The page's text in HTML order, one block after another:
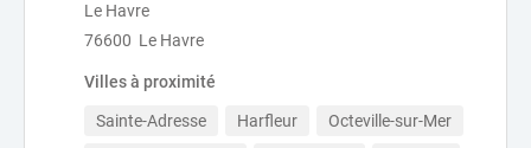
Le Havre
76600 Le Havre
Villes à proximité
Sainte-Adresse Harfleur
Octeville-sur-Mer